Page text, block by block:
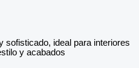
sofisticado, ideal para interiores
y acabados